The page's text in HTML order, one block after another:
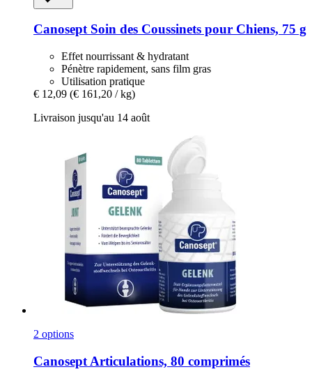
CanoseptSoin des Coussinets pour Chiens, 75 g
Effet nourrissant & hydratant
Pénètre rapidement, sans film gras
Utilisation pratique
€ 12,09 (€ 161,20 / kg)
Livraison jusqu'au 14 août
2 options
Canosept Articulations, 80 comprimés